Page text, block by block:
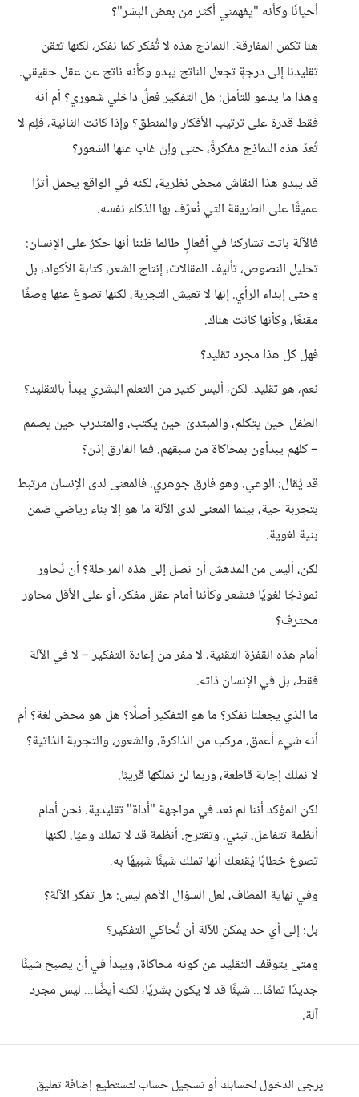
أحيانًا وكأنه "يفهمني أكثر من بعض البشر"؟
هنا تكمن المفارقة. النماذج هذه لا تُفكر كما نفكر، لكنها تتقن
تقليدنا إلى درجةٍ تجعل الناتج يبدو وكأنه ناتج عن عقل حقيقي.
وهذا ما يدعو للتأمل: هل التفكير فعلٌ داخلي شعوري؟ أم أنه
فقط قدرة على ترتيب الأفكار والمنطق؟ وإذا كانت الثانية، فلِم لا
تُعدّ هذه النماذج مفكرةً، حتى وإن غاب عنها الشعور؟
قد يبدو هذا النقاش محض نظرية، لكنه في الواقع يحمل أثرًا
عميقًا على الطريقة التي نُعرّف بها الذكاء نفسه.
فالآلة باتت تشاركنا في أفعالٍ طالما ظننا أنها حكرٌ على الإنسان:
تحليل النصوص، تأليف المقالات، إنتاج الشعر، كتابة الأكواد، بل
وحتى إبداء الرأي. إنها لا تعيش التجربة، لكنها تصوغ عنها وصفًا
مقنعًا، وكأنها كانت هناك.
فهل كل هذا مجرد تقليد؟
نعم، هو تقليد. لكن، أليس كثير من التعلم البشري يبدأ بالتقليد؟
الطفل حين يتكلم، والمبتدئ حين يكتب، والمتدرب حين يصمم
– كلهم يبدأون بمحاكاة من سبقهم. فما الفارق إذن؟
قد يُقال: الوعي. وهو فارق جوهري. فالمعنى لدى الإنسان مرتبط
بتجربة حية، بينما المعنى لدى الآلة ما هو إلا بناء رياضي ضمن
بنية لغوية.
لكن، أليس من المدهش أن نصل إلى هذه المرحلة؟ أن نُحاور
نموذجًا لغويًا فنشعر وكأننا أمام عقل مفكر، أو على الأقل محاور
محترف؟
أمام هذه القفزة التقنية، لا مفر من إعادة التفكير – لا في الآلة
فقط، بل في الإنسان ذاته.
ما الذي يجعلنا نفكر؟ ما هو التفكير أصلًا؟ هل هو محض لغة؟ أم
أنه شيء أعمق، مركب من الذاكرة، والشعور، والتجربة الذاتية؟
لا نملك إجابة قاطعة، وربما لن نملكها قريبًا.
لكن المؤكد أننا لم نعد في مواجهة "أداة" تقليدية. نحن أمام
أنظمة تتفاعل، تبني، وتقترح. أنظمة قد لا تملك وعيًا، لكنها
تصوغ خطابًا يُقنعك أنها تملك شيئًا شبيهًا به.
وفي نهاية المطاف، لعل السؤال الأهم ليس: هل تفكر الآلة؟
بل: إلى أي حد يمكن للآلة أن تُحاكي التفكير؟
ومتى يتوقف التقليد عن كونه محاكاة، ويبدأ في أن يصبح شيئًا
جديدًا تمامًا... شيئًا قد لا يكون بشريًا، لكنه أيضًا... ليس مجرد
آلة.
يرجى الدخول لحسابك أو تسجيل حساب لتستطيع إضافة تعليق